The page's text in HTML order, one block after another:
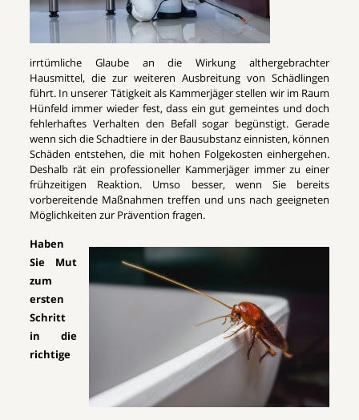
irrtümliche Glaube an die Wirkung althergebrachter
Hausmittel, die zur weiteren Ausbreitung von Schädlingen
führt. In unserer Tätigkeit als Kammerjäger stellen wir im Raum
Hünfeld immer wieder fest, dass ein gut gemeintes und doch
fehlerhaftes Verhalten den Befall sogar begünstigt. Gerade
wenn sich die Schadtiere in der Bausubstanz einnisten, können
Schäden entstehen, die mit hohen Folgekosten einhergehen.
Deshalb rät ein professioneller Kammerjäger immer zu einer
frühzeitigen Reaktion. Umso besser, wenn Sie bereits
vorbereitende Maßnahmen treffen und uns nach geeigneten
Möglichkeiten zur Prävention fragen.
Haben
Sie Mut
zum
ersten
Schritt
in die
richtige